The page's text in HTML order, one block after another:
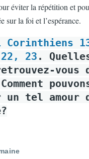
éviter la répétition et
sur la foi et l’espérance.
Corinthiens
23 .
vous
un tel amour